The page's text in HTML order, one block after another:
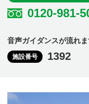
0120-981-
音声ガイダンスが流れ
施設番号 1392